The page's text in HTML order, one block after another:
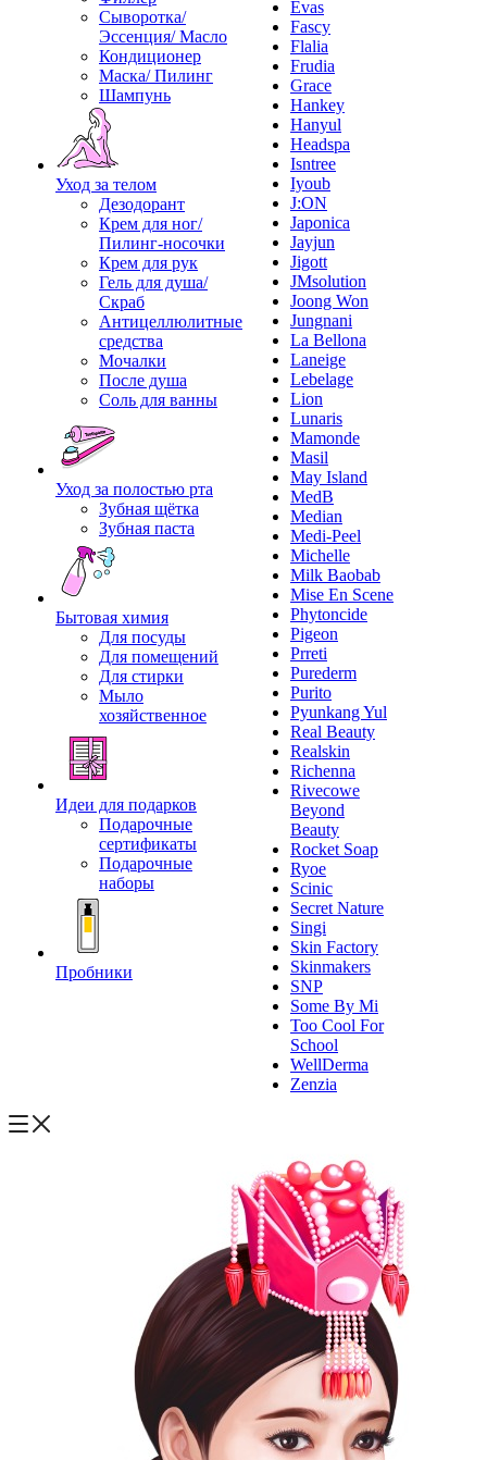
Сыворотка/
Эссенция/ Масло
Кондиционер
Маска/ Пилинг
Шампунь
Уход за телом
Дезодорант
Крем для ног/
Пилинг-носочки
Крем для рук
Гель для душа/
Скраб
Антицеллюлитные
средства
Мочалки
После душа
Соль для ванны
Уход за полостью рта
Зубная щётка
Зубная паста
Бытовая химия
Для посуды
Для помещений
Для стирки
Мыло
хозяйственное
Идеи для подарков
Подарочные
сертификаты
Подарочные
наборы
Пробники
Evas
Fascy
Flalia
Frudia
Grace
Hankey
Hanyul
Headspa
Isntree
Iyoub
J:ON
Japonica
Jayjun
Jigott
JMsolution
Joong Won
Jungnani
La Bellona
Laneige
Lebelage
Lion
Lunaris
Mamonde
Masil
May Island
MedB
Median
Medi-Peel
Michelle
Milk Baobab
Mise En Scene
Phytoncide
Pigeon
Prreti
Purederm
Purito
Pyunkang Yul
Real Beauty
Realskin
Richenna
Rivecowe
Beyond
Beauty
Rocket Soap
Ryoe
Scinic
Secret Nature
Singi
Skin Factory
Skinmakers
SNP
Some By Mi
Too Cool For
School
WellDerma
Zenzia